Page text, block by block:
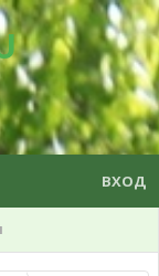
ВХОД